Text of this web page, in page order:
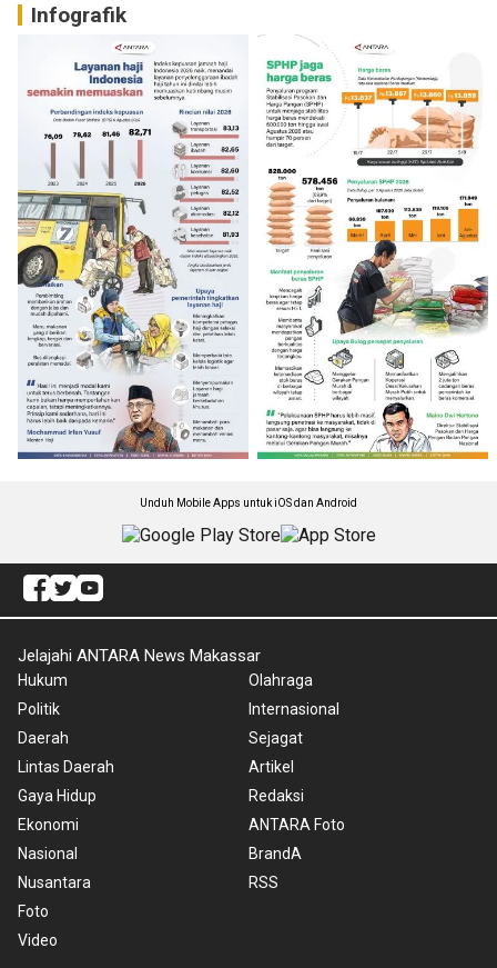
Infografik
Unduh Mobile Apps untuk iOS dan Android
Jelajahi ANTARA News Makassar
Hukum
Politik
Daerah
Lintas Daerah
Gaya Hidup
Ekonomi
Nasional
Nusantara
Foto
Video
Olahraga
Internasional
Sejagat
Artikel
Redaksi
ANTARA Foto
BrandA
RSS